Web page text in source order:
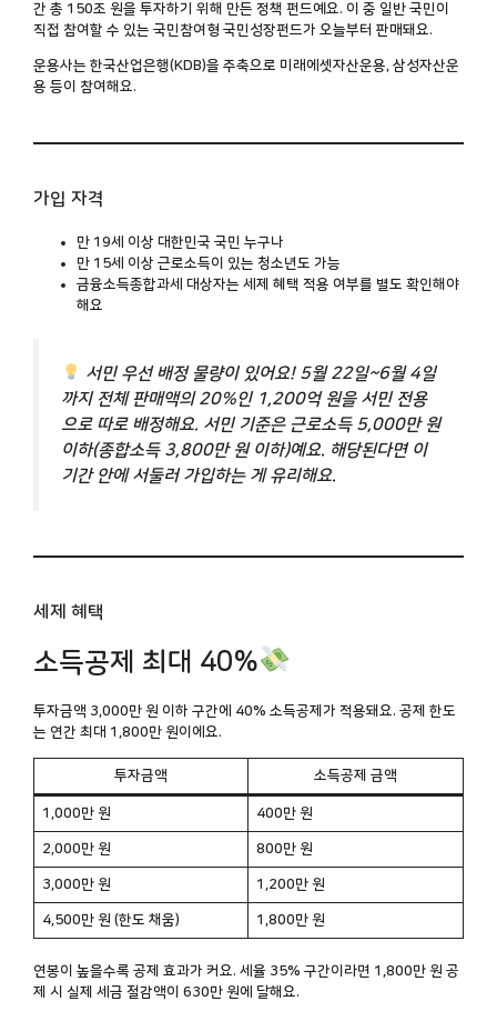
간 총 150조 원을 투자하기 위해 만든 정책 펀드예요. 이 중 일반 국민이
직접 참여할 수 있는 국민참여형 국민성장펀드가 오늘부터 판매돼요.
운용사는 한국산업은행(KDB)을 주축으로 미래에셋자산운용, 삼성자산운
용 등이 참여해요.
가입 자격
만 19세 이상 대한민국 국민 누구나
만 15세 이상 근로소득이 있는 청소년도 가능
금융소득종합과세 대상자는 세제 혜택 적용 여부를 별도 확인해야
해요
서민 우선 배정 물량이 있어요! 5월 22일~6월 4일
까지 전체 판매액의 20%인 1,200억 원을 서민 전용
으로 따로 배정해요. 서민 기준은 근로소득 5,000만 원
이하(종합소득 3,800만 원 이하)예요. 해당된다면 이
기간 안에 서둘러 가입하는 게 유리해요.
세제 혜택
소득공제 최대 40%
투자금액 3,000만 원 이하 구간에 40% 소득공제가 적용돼요. 공제 한도
는 연간 최대 1,800만 원이에요.
투자금액 소득공제 금액
1,000만 원 400만 원
2,000만 원 800만 원
3,000만 원 1,200만 원
4,500만 원 (한도 채움) 1,800만 원
연봉이 높을수록 공제 효과가 커요. 세율 35% 구간이라면 1,800만 원 공
제 시 실제 세금 절감액이 630만 원에 달해요.